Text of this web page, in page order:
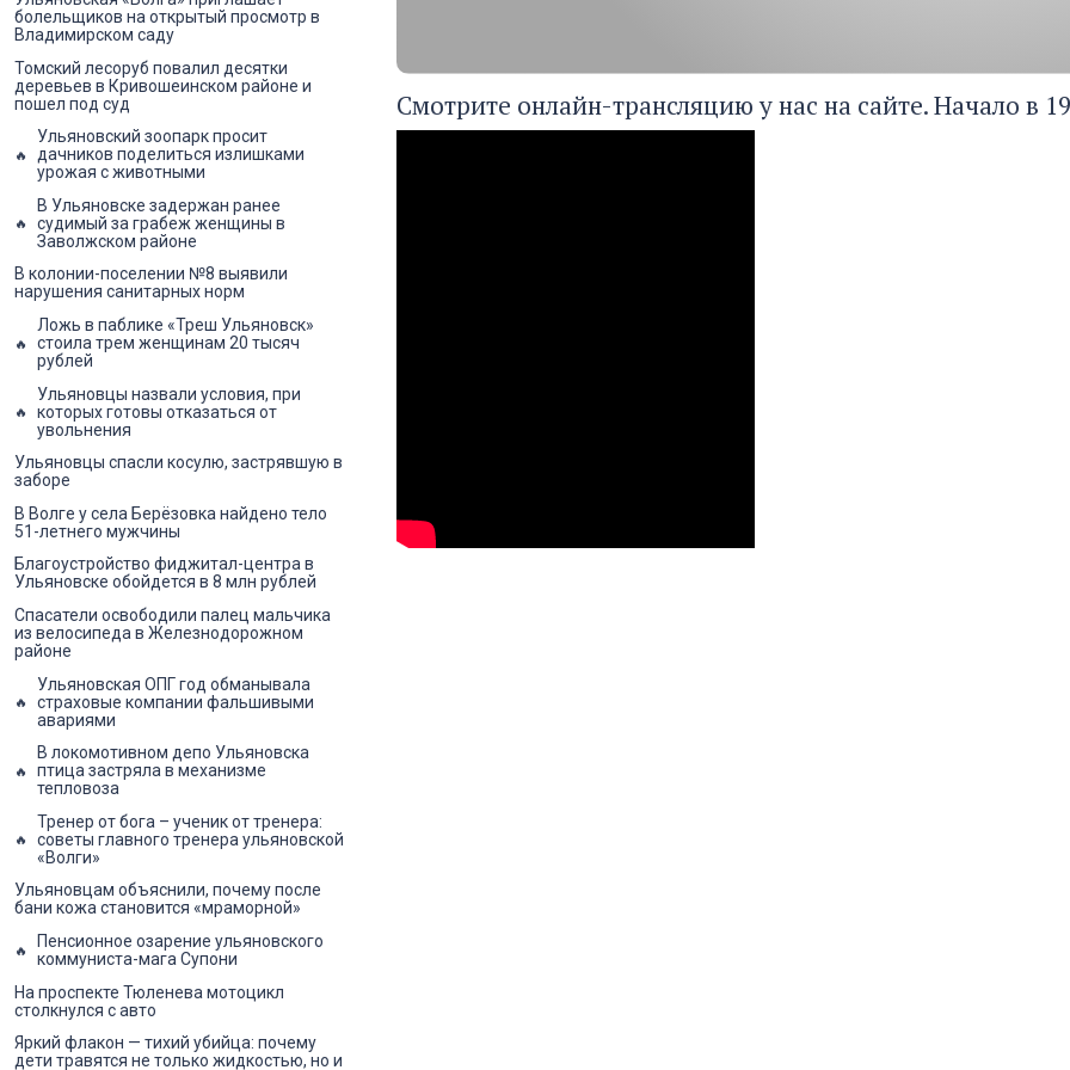
Смотрите онлайн-трансляцию у нас на сайте. Начало в
болельщиков на открытый просмотр в
Владимирском саду
Томский лесоруб повалил десятки
деревьев в Кривошеинском районе и
пошел под суд
Ульяновский зоопарк просит
дачников поделиться излишками
урожая с животными
В Ульяновске задержан ранее
судимый за грабеж женщины в
Заволжском районе
В колонии-поселении №8 выявили
нарушения санитарных норм
Ложь в паблике «Треш Ульяновск»
стоила трем женщинам 20 тысяч
рублей
Ульяновцы назвали условия, при
которых готовы отказаться от
увольнения
Ульяновцы спасли косулю, застрявшую в
заборе
В Волге у села Берёзовка найдено тело
51-летнего мужчины
Благоустройство фиджитал-центра в
Ульяновске обойдется в 8 млн рублей
Спасатели освободили палец мальчика
из велосипеда в Железнодорожном
районе
Ульяновская ОПГ год обманывала
страховые компании фальшивыми
авариями
В локомотивном депо Ульяновска
птица застряла в механизме
тепловоза
Тренер от бога – ученик от тренера:
советы главного тренера ульяновской
«Волги»
Ульяновцам объяснили, почему после
бани кожа становится «мраморной»
Пенсионное озарение ульяновского
коммуниста-мага Супони
На проспекте Тюленева мотоцикл
столкнулся с авто
Яркий флакон — тихий убийца: почему
дети травятся не только жидкостью, но и